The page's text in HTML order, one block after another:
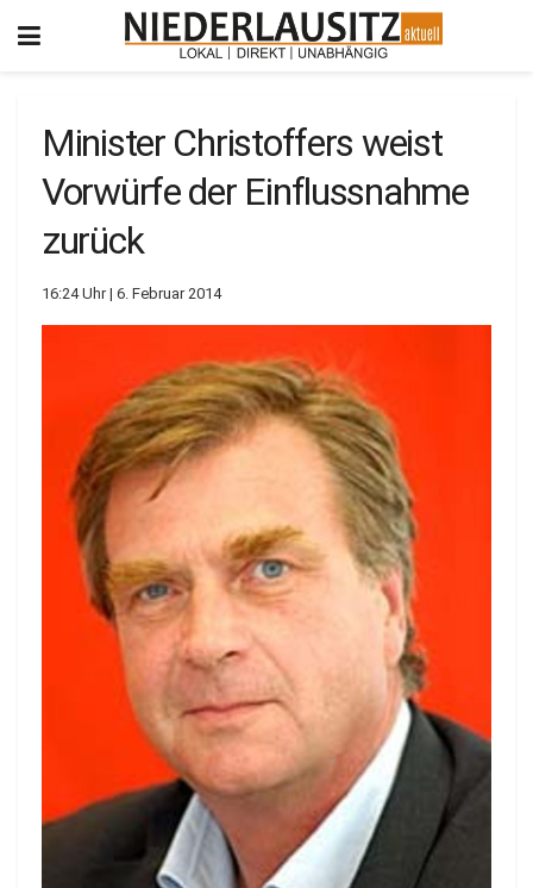
Minister Christoffers weist
Vorwürfe der Einflussnahme
zurück
16:24 Uhr | 6. Februar 2014